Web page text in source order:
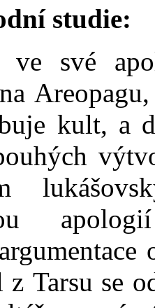
studie:
ve své
kult, a
z Tarsu se